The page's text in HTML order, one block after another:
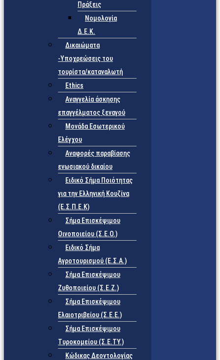
Πράξεις
Νομολογία
Δ.Ε.Κ.
Δικαιώματα
-Υποχρεώσεις του
τουρίστα/καταναλωτή
Ethics
Αναγγελία άσκησης
επαγγέλματος ξεναγού
Μονάδα Εσωτερικού
Ελέγχου
Αναφορές παραβίασης
ενωσιακού δικαίου
Ειδικό Σήμα Ποιότητας
για την Ελληνική Κουζίνα
(Ε.Σ.Π.Ε.Κ)
Σήμα Επισκέψιμου
Οινοποιείου (Σ.Ε.Ο.)
Ειδικό Σήμα
Αγροτουρισμού (Ε.Σ.Α.)
Σήμα Επισκέψιμου
Ζυθοποιείου (Σ.Ε.Ζ.)
Σήμα Επισκέψιμου
Ελαιοτριβείου (Σ.Ε.Ε.)
Σήμα Επισκέψιμου
Τυροκομείου (Σ.Ε.TY.)
Κώδικας Δεοντολογίας